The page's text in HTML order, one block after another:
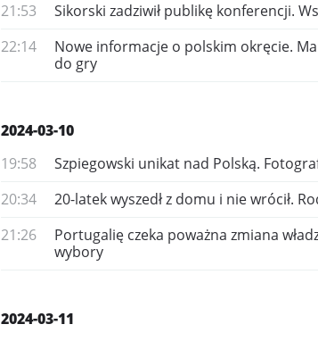
21:53
Sikorski zadziwił publikę konferencji.
22:14
Nowe informacje o polskim okręcie.
do gry
2024-03-10
19:58
Szpiegowski unikat nad Polską.
20:34
20-latek wyszedł z domu i nie wrócił.
21:26
Portugalię czeka poważna zmiana
wybory
2024-03-11